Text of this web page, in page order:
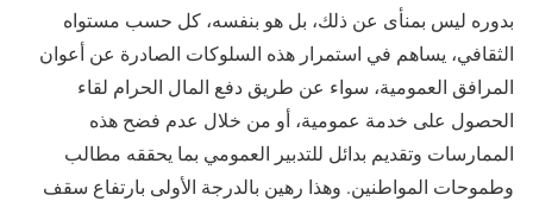
بدوره ليس بمنأى عن ذلك، بل هو بنفسه، كل حسب مستواه
الثقافي، يساهم في استمرار هذه السلوكات الصادرة عن أعوان
المرافق العمومية، سواء عن طريق دفع المال الحرام لقاء
الحصول على خدمة عمومية، أو من خلال عدم فضح هذه
الممارسات وتقديم بدائل للتدبير العمومي بما يحققه مطالب
وطموحات المواطنين. وهذا رهين بالدرجة الأولى بارتفاع سقف